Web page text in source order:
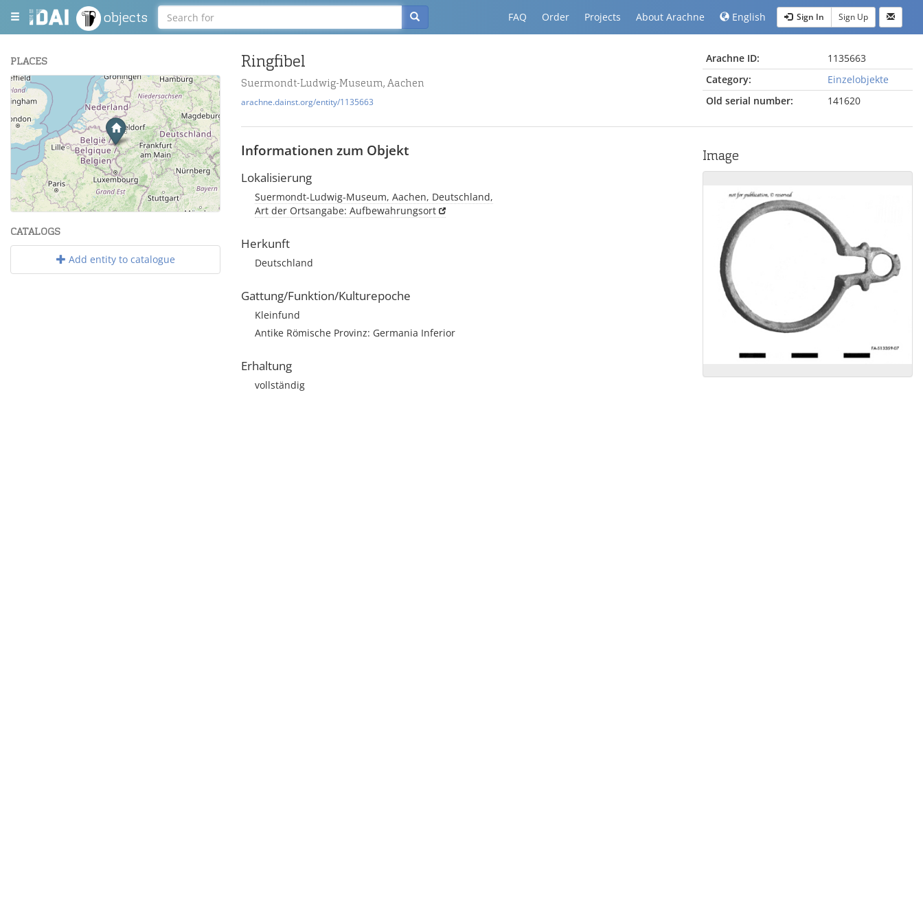
objects FAQ Order Projects About Arachne English Sign In Sign Up
PLACES
+
−
Leaflet| Maps and Data ©OpenStreetMap.
CATALOGS
Add entity to catalogue
Ringfibel
Suermondt-Ludwig-Museum, Aachen
arachne.dainst.org/entity/1135663
Arachne ID:
1135663
Category:
Einzelobjekte
Old serial number:
141620
Informationen zum Objekt
Lokalisierung
Suermondt-Ludwig-Museum, Aachen, Deutschland,
Art der Ortsangabe: Aufbewahrungsort
Herkunft
Deutschland
Gattung/Funktion/Kulturepoche
Kleinfund
Antike Römische Provinz: Germania Inferior
Erhaltung
vollständig
Image